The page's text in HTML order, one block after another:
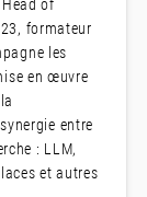
of
formateur
les
en œuvre
entre
: LLM,
et autres